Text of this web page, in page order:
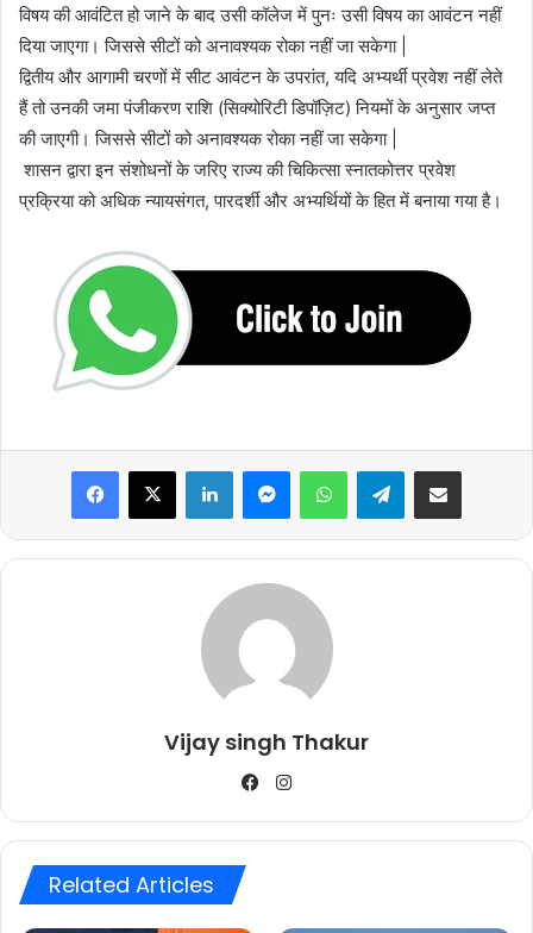
विषय की आवंटित हो जाने के बाद उसी कॉलेज में पुनः उसी विषय का आवंटन नहीं
दिया जाएगा। जिससे सीटों को अनावश्यक रोका नहीं जा सकेगा |
द्वितीय और आगामी चरणों में सीट आवंटन के उपरांत, यदि अभ्यर्थी प्रवेश नहीं लेते
हैं तो उनकी जमा पंजीकरण राशि (सिक्योरिटी डिपॉज़िट) नियमों के अनुसार जप्त
की जाएगी। जिससे सीटों को अनावश्यक रोका नहीं जा सकेगा |
शासन द्वारा इन संशोधनों के जरिए राज्य की चिकित्सा स्नातकोत्तर प्रवेश
प्रक्रिया को अधिक न्यायसंगत, पारदर्शी और अभ्यर्थियों के हित में बनाया गया है।
Facebook
X LinkedInMessengerWhatsAppTelegramShare via Email
Vijay singh Thakur
Facebook
Related Articles